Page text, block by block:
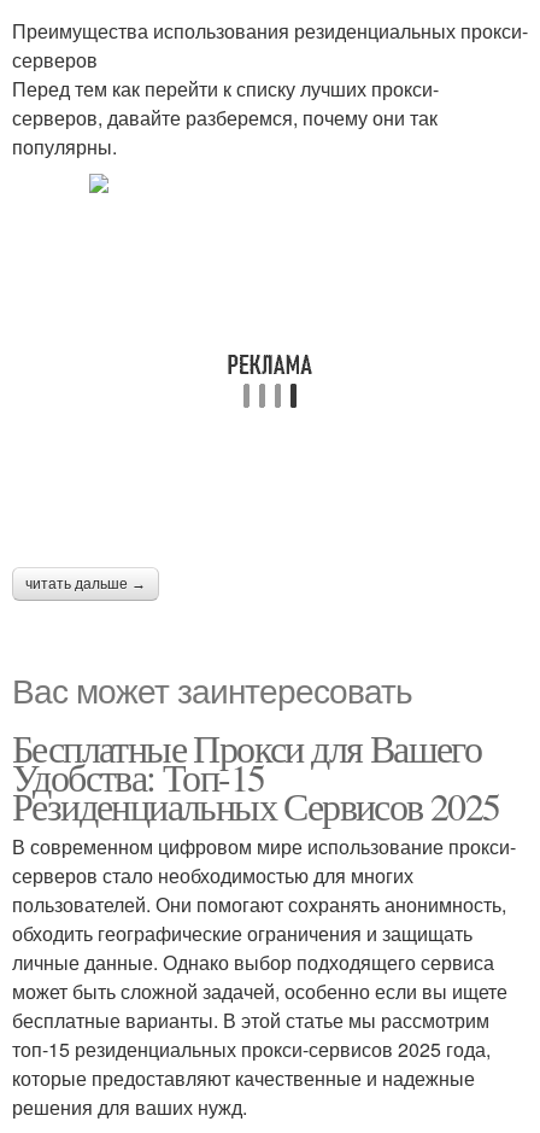
Преимущества использования резиденциальных прокси-
серверов
Перед тем как перейти к списку лучших прокси-
серверов, давайте разберемся, почему они так
популярны.
читать дальше →
Вас может заинтересовать
Бесплатные Прокси для Вашего
Удобства: Топ-15
Резиденциальных Сервисов 2025
В современном цифровом мире использование прокси-
серверов стало необходимостью для многих
пользователей. Они помогают сохранять анонимность,
обходить географические ограничения и защищать
личные данные. Однако выбор подходящего сервиса
может быть сложной задачей, особенно если вы ищете
бесплатные варианты. В этой статье мы рассмотрим
топ-15 резиденциальных прокси-сервисов 2025 года,
которые предоставляют качественные и надежные
решения для ваших нужд.